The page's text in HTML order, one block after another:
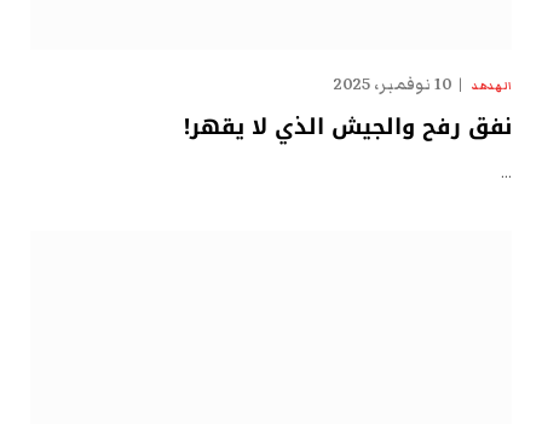
الهدهد 10 نوفمبر، 2025
نفق رفح والجيش الذي لا يقهر!
…